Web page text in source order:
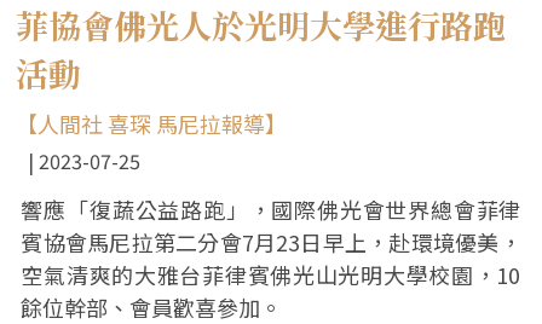
菲協會佛光人於光明大學進行路跑
活動
【人間社 喜琛 馬尼拉報導】
2023-07-25
響應「復蔬公益路跑」，國際佛光會世界總會菲律
賓協會馬尼拉第二分會7月23日早上，赴環境優美，
空氣清爽的大雅台菲律賓佛光山光明大學校園，10
餘位幹部、會員歡喜參加。